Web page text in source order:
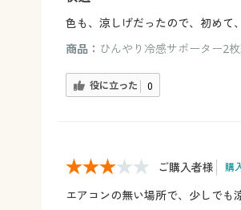
色も、涼しげだったので、初めて
商品： ひんやり冷感サポーター2
役に立った 0
ご購入者様 購
エアコンの無い場所で、少しでも